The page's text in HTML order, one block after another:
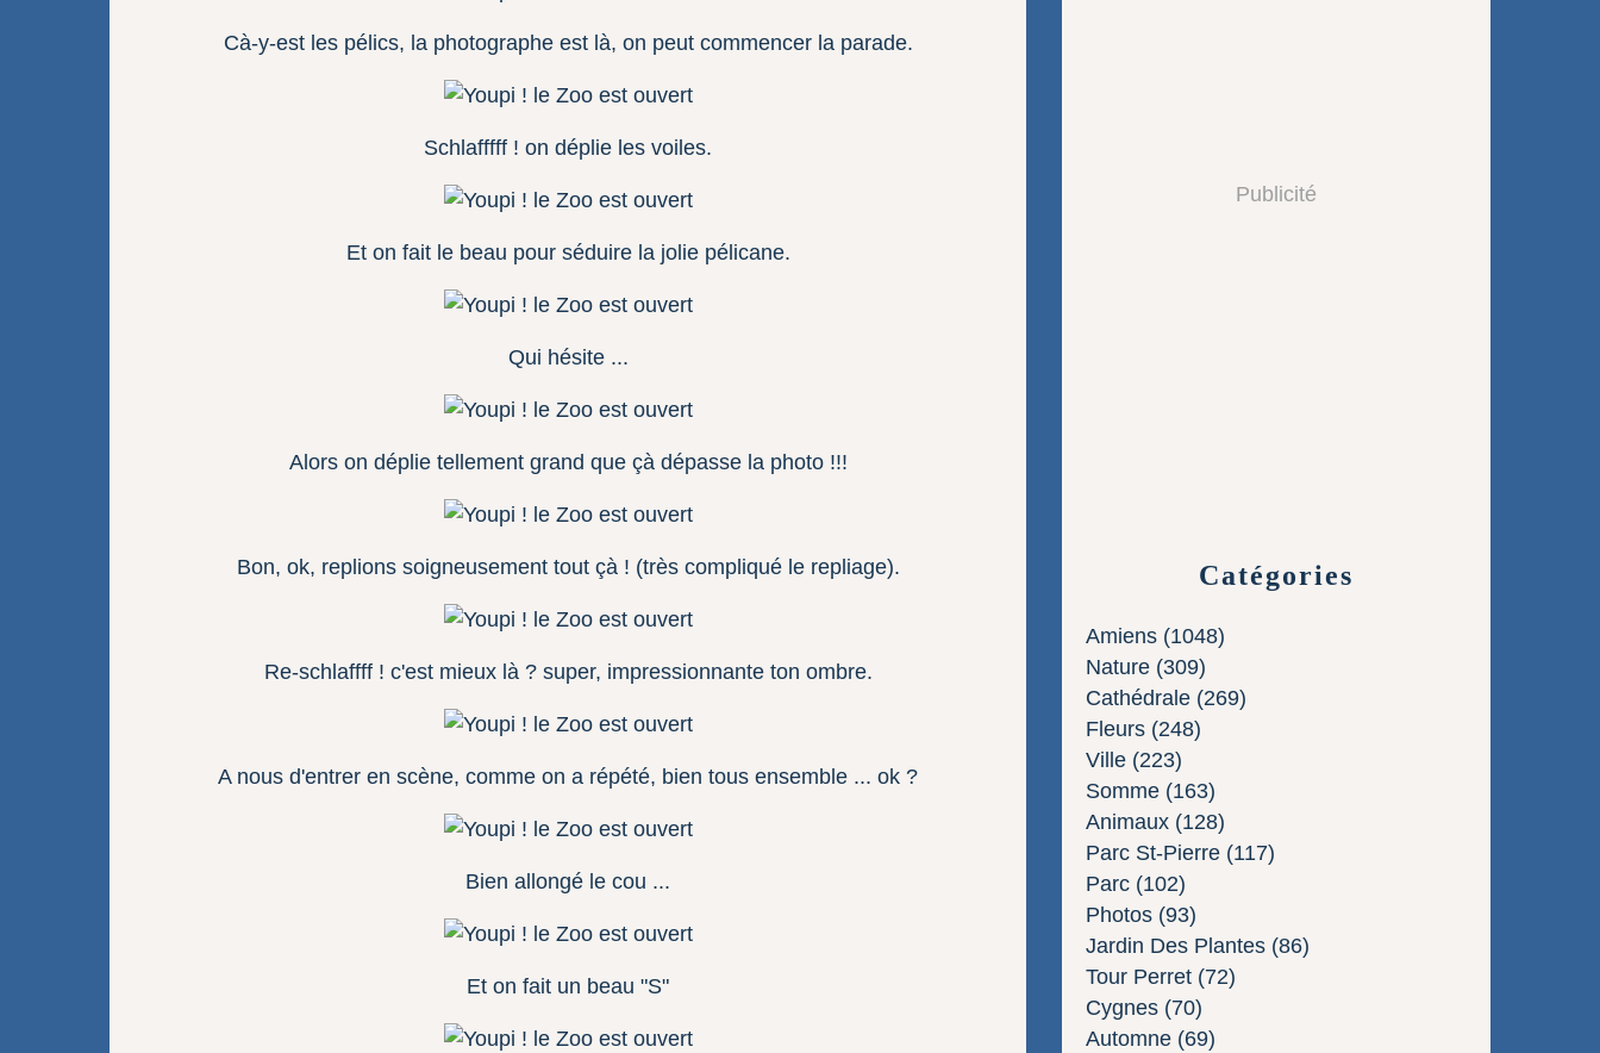
Cà-y-est les pélics, la photographe est là, on peut commencer la parade.
Schlafffff ! on déplie les voiles.
Et on fait le beau pour séduire la jolie pélicane.
Qui hésite ...
Alors on déplie tellement grand que çà dépasse la photo !!!
Bon, ok, replions soigneusement tout çà ! (très compliqué le repliage).
Re-schlaffff ! c'est mieux là ? super, impressionnante ton ombre.
A nous d'entrer en scène, comme on a répété, bien tous ensemble ... ok ?
Bien allongé le cou ...
Et on fait un beau "S"
Catégories
Amiens (1048)
Nature (309)
Cathédrale (269)
Fleurs (248)
Ville (223)
Somme (163)
Animaux (128)
Parc St-Pierre (117)
Parc (102)
Photos (93)
Jardin Des Plantes (86)
Tour Perret (72)
Cygnes (70)
Automne (69)
Publicité